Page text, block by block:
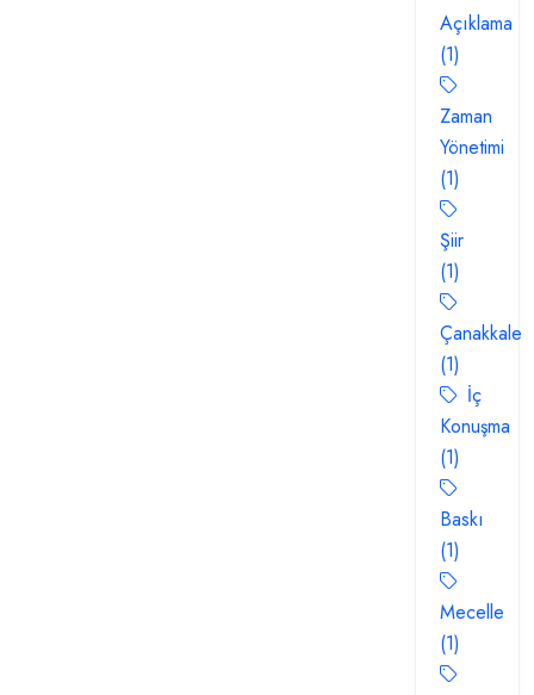
Açıklama
(1)
Zaman
Yönetimi
(1)
Şiir
(1)
Çanakkale
(1)
İç
Konuşma
(1)
Baskı
(1)
Mecelle
(1)